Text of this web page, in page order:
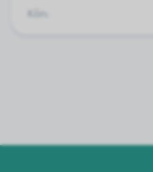
Kön: